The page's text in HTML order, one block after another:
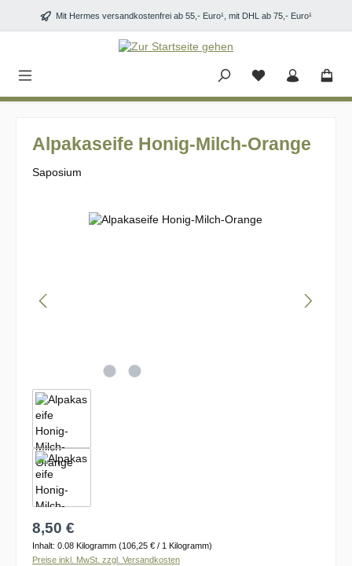
Zum Hauptinhalt springen
Mit Hermes versandkostenfrei ab 55,- Euro¹, mit DHL ab 75,- Euro¹
Alpakaseife Honig-Milch-Orange
Saposium
Bildergalerie überspringen
Regulärer Preis:
8,50 €
Inhalt: 0.08 Kilogramm (106,25 € / 1 Kilogramm)
Preise inkl. MwSt. zzgl. Versandkosten